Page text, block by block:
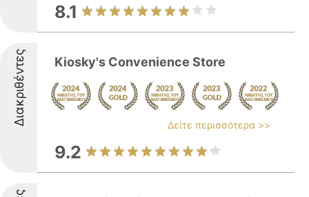
8.1
Διακριθέντες Kiosky's Convenience Store
Δείτε περισσότερα >>
9.2